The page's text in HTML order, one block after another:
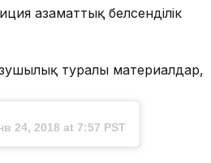
азаматтық белсенділік
туралы материалдар,
24, 2018 at 7:57 PST